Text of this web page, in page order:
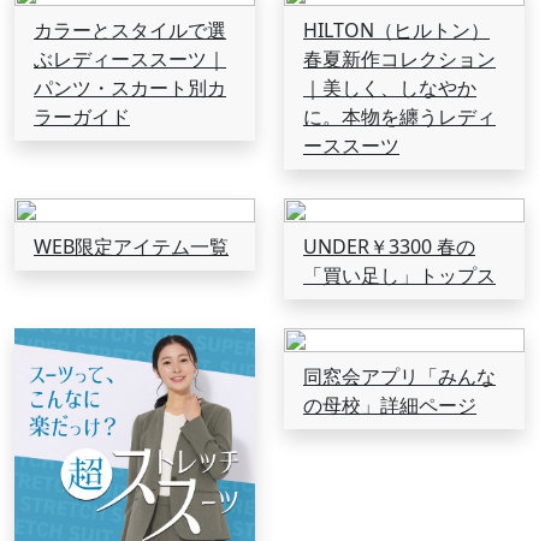
カラーとスタイルで選
ぶレディーススーツ｜
パンツ・スカート別カ
ラーガイド
HILTON（ヒルトン）
春夏新作コレクション
｜美しく、しなやか
に。本物を纏うレディ
ーススーツ
WEB限定アイテム一覧
UNDER￥3300 春の
「買い足し」トップス
同窓会アプリ「みんな
の母校」詳細ページ